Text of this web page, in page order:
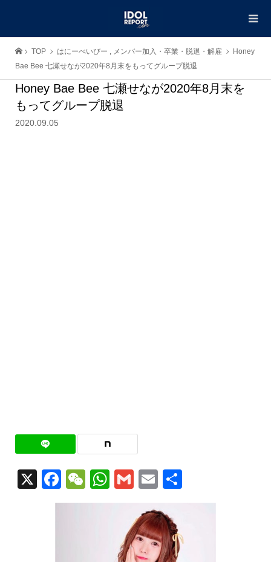
TOP はにーべいびー , メンバー加入・卒業・脱退・解雇
Honey
Bae Bee 七瀬せなが2020年8月末をもってグループ脱退
Honey Bae Bee 七瀬せなが2020年8月末を
もってグループ脱退
2020.09.05
X Facebook
WeChat
WhatsApp
GmailEmail